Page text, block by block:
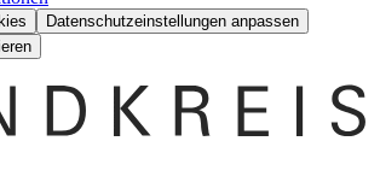
Datenschutzeinstellungen anpassen